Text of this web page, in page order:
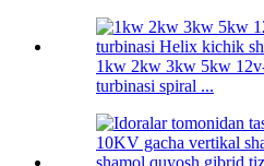
1kw 2kw 3kw 5kw
turbinasi spiral ...